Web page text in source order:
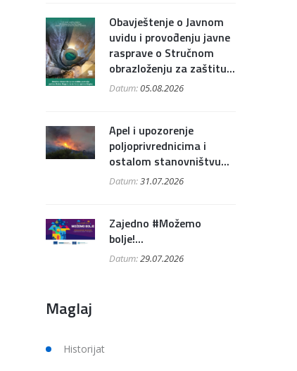
Obavještenje o Javnom
uvidu i provođenju javne
rasprave o Stručnom
obrazloženju za zaštitu...
Datum:05.08.2026
Apel i upozorenje
poljoprivrednicima i
ostalom stanovništvu...
Datum:31.07.2026
Zajedno #Možemo
bolje!...
Datum:29.07.2026
Maglaj
Historijat